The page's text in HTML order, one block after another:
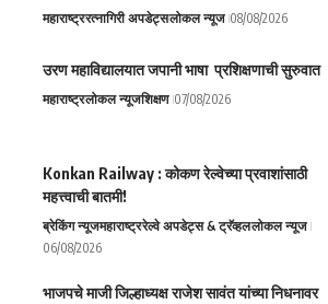
महाराष्ट्ररत्नागिरी अपडेट्सलोकल न्यूज 08/08/2026
उरण महाविद्यालयात जपानी भाषा प्रशिक्षणाची सुरुवात
महाराष्ट्रलोकल न्यूजशिक्षण 07/08/2026
Konkan Railway : कोकण रेल्वेच्या प्रवाशांसाठी
महत्त्वाची बातमी!
ब्रेकिंग न्यूजमहाराष्ट्ररेल्वे अपडेट्स & ट्रॅव्हललोकल न्यूज
06/08/2026
भाजपचे माजी जिल्हाध्यक्ष राजेश सावंत यांच्या निधनावर